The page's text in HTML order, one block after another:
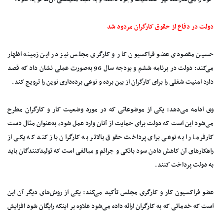
دولت در دفاع از حقوق کارگران مردود شد
حسین مقصودی عضو فراکسیون کار و کارگری مجلس ‌‌نیز در این زمینه اظهار
می‌کند: دولت در برنامه ششم و بودجه سال 96 به‌صورت عملی نشان داد که قصد
دارد امنیت شغلی را برای کارگران از بین برده و نوعی برده‌داری نوین را ترویج کند.
وی ادامه می‌دهد: یکی از موضوعاتی که در مورد وضعیت کار و کارگران مطرح
می‌شود این است که دولت برای حمایت از آنان وارد عمل شود, به‌عنوان مثال دست
کارفرما را به نوعی برای پرداخت حقوق بالاتر به کارگران باز کند که یکی از
راهکارهای آن کاهش دادن سود بانکی و جرائم و مبالغی است که تولیدکنندگان باید
به دولت پرداخت کنند.
عضو فراکسیون کار و کارگری مجلس تأکید می‌کند: یکی از روش‌های دیگر آن این
است که خدماتی که به کارگران ارائه داده می‌شود علاوه بر اینکه رایگان شود افزایش